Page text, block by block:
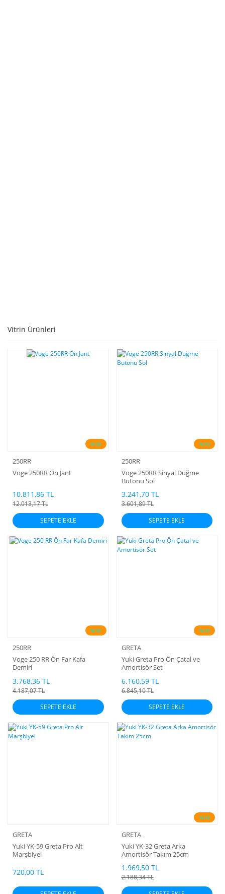
Vitrin Ürünleri
%10
250RR
Voge 250RR Ön Jant
10.811,86 TL
12.013,17 TL
SEPETE EKLE
%10
250RR
Voge 250RR Sinyal Düğme
Butonu Sol
3.241,70 TL
3.601,89 TL
SEPETE EKLE
%10
250RR
Voge 250 RR Ön Far Kafa
Demiri
3.768,36 TL
4.187,07 TL
SEPETE EKLE
%10
GRETA
Yuki Greta Pro Ön Çatal ve
Amortisör Set
6.160,59 TL
6.845,10 TL
SEPETE EKLE
GRETA
Yuki YK-59 Greta Pro Alt
Marşbiyel
720,00 TL
%10
GRETA
Yuki YK-32 Greta Arka
Amortisör Takım 25cm
1.969,50 TL
2.188,34 TL